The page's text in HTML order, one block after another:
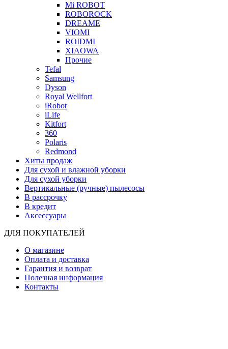
Mi ROBOT
ROBOROCK
DREAME
VIOMI
ROIDMI
XIAOWA
Прочие
Tefal
Samsung
Dyson
Royal Wellfort
iRobot
iLife
Kitfort
360
Polaris
Redmond
Хиты продаж
Для сухой и влажной уборки
Для сухой уборки
Вертикальные (ручные) пылесосы
В рассрочку
В кредит
Аксессуары
ДЛЯ ПОКУПАТЕЛЕЙ
О магазине
Оплата и доставка
Гарантия и возврат
Полезная информация
Контакты